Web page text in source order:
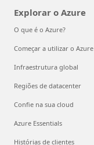
Explorar o Azure
O que é o Azure?
Começar a utilizar o Azure
Infraestrutura global
Regiões de datacenter
Confie na sua cloud
Azure Essentials
Histórias de clientes